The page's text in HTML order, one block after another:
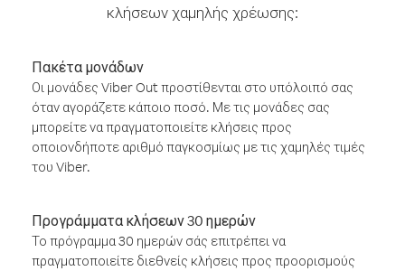
κλήσεων χαμηλής χρέωσης:
Πακέτα μονάδων
Οι μονάδες Viber Out προστίθενται στο υπόλοιπό σας
όταν αγοράζετε κάποιο ποσό. Με τις μονάδες σας
μπορείτε να πραγματοποιείτε κλήσεις προς
οποιονδήποτε αριθμό παγκοσμίως με τις χαμηλές τιμές
του Viber.
Προγράμματα κλήσεων 30 ημερών
Το πρόγραμμα 30 ημερών σάς επιτρέπει να
πραγματοποιείτε διεθνείς κλήσεις προς προορισμούς